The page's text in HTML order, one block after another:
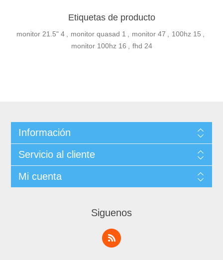
Etiquetas de producto
monitor 21.5" 4 , monitor quasad 1 , monitor 47 , 100hz 15 ,
monitor 100hz 16 , fhd 24
Información
Servicio al cliente
Mi cuenta
Siguenos